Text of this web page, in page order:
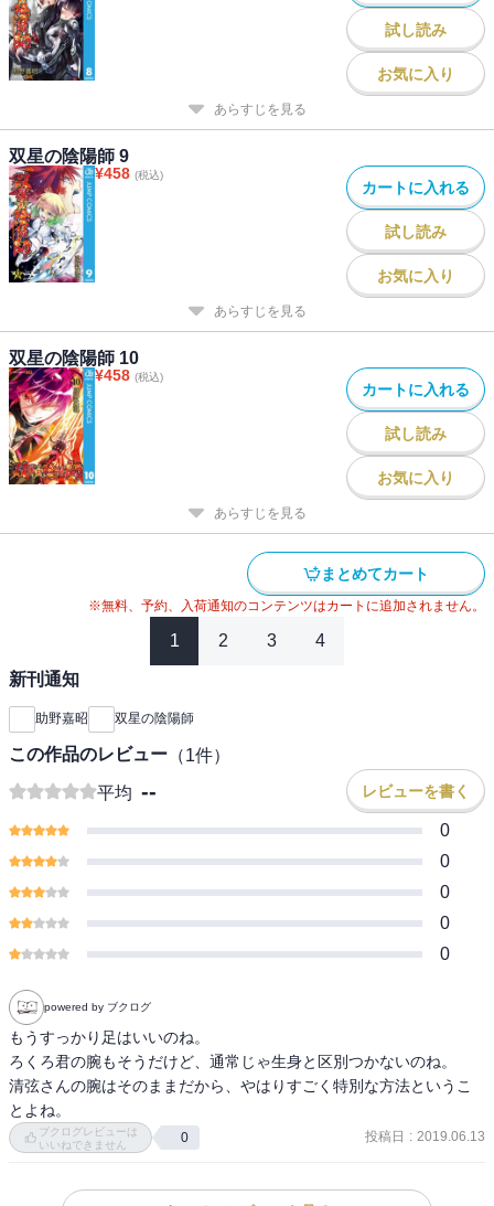
試し読み
お気に入り
あらすじを見る
双星の陰陽師 9
¥458 (税込)
カートに入れる
試し読み
お気に入り
あらすじを見る
双星の陰陽師 10
¥458 (税込)
カートに入れる
試し読み
お気に入り
あらすじを見る
まとめてカート
※無料、予約、入荷通知のコンテンツはカートに追加されません。
1 2 3 4
新刊通知
助野嘉昭 双星の陰陽師
この作品のレビュー （1件）
平均 -- レビューを書く
0
0
0
0
0
powered by ブクログ
もうすっかり足はいいのね。
ろくろ君の腕もそうだけど、通常じゃ生身と区別つかないのね。
清弦さんの腕はそのままだから、やはりすごく特別な方法というこ
とよね。
ブクログレビューは
いいねできません
0 投稿日 : 2019.06.13